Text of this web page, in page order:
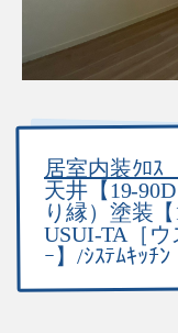
居室内装ｸﾛｽ
天井【19-
り縁）塗装
USUI-TA［ウ
ｰ】/ｼｽﾃﾑｷｯﾁﾝ